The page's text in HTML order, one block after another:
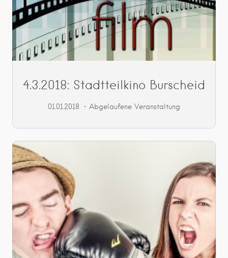
4.3.2018: Stadtteilkino Burscheid
01.01.2018 Abgelaufene Veranstaltung